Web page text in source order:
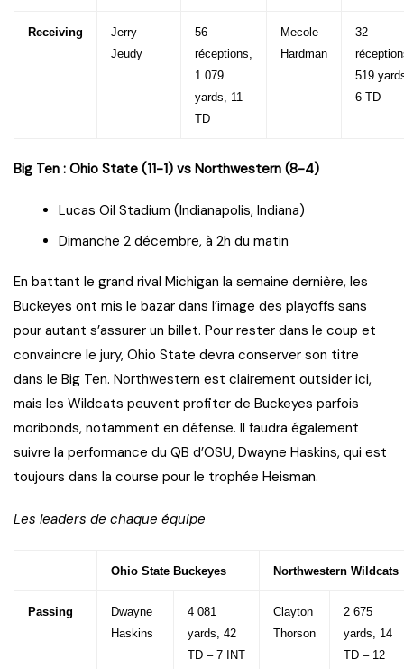
Receiving
Jerry
Jeudy
56
réceptions,
1 079
yards, 11
TD
Mecole
Hardman
32
519
6 TD
Big Ten : Ohio State (11-1) vs Northwestern (8-4)
Lucas Oil Stadium (Indianapolis, Indiana)
Dimanche 2 décembre, à 2h du matin
En battant le grand rival Michigan la semaine dernière, les
Buckeyes ont mis le bazar dans l’image des playoffs sans
pour autant s’assurer un billet. Pour rester dans le coup et
convaincre le jury, Ohio State devra conserver son titre
dans le Big Ten. Northwestern est clairement outsider ici,
mais les Wildcats peuvent profiter de Buckeyes parfois
moribonds, notamment en défense. Il faudra également
suivre la performance du QB d’OSU, Dwayne Haskins, qui est
toujours dans la course pour le trophée Heisman.
Les leaders de chaque équipe
Ohio State Buckeyes Northwestern Wildcats
Passing
Dwayne
Haskins
4 081
yards, 42
TD – 7 INT
Clayton
Thorson
2 675
yards, 14
TD – 12